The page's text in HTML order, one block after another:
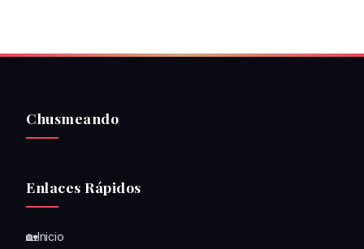
Chusmeando
Enlaces Rápidos
🏡Inicio